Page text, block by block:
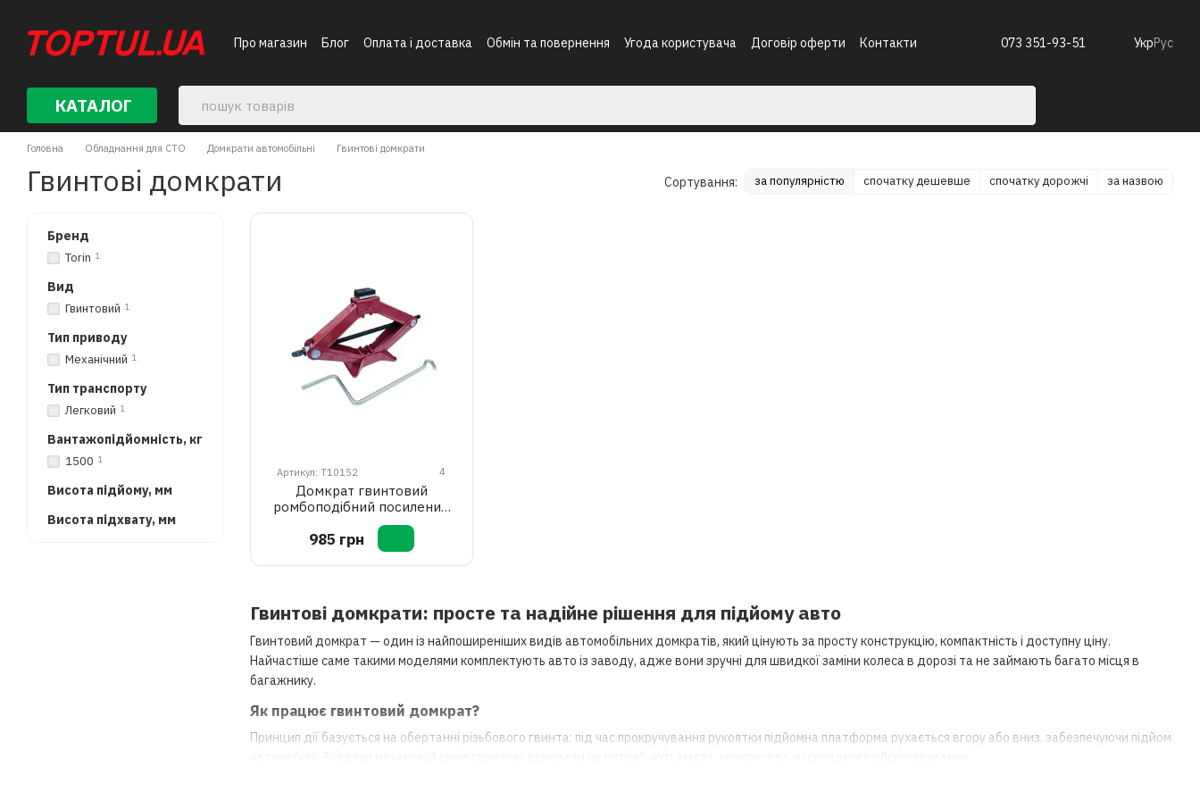
Про магазин
Блог Оплата і доставка Обмін та повернення Угода користувача Договір оферти Контакти 073 351-93-51 УкрРус
КАТАЛОГ
Головна Обладнання для СТО Домкрати автомобільні Гвинтові домкрати
Гвинтові домкрати Сортування: за популярністю спочатку дешевше спочатку дорожчі за назвою
Гвинтові домкрати: просте та надійне рішення для підйому авто
Гвинтовий домкрат — один із найпоширеніших видів автомобільних домкратів, який цінують за просту конструкцію, компактність і доступну ціну.
Найчастіше саме такими моделями комплектують авто із заводу, адже вони зручні для швидкої заміни колеса в дорозі та не займають багато місця в
багажнику.
Як працює гвинтовий домкрат?
Принцип дії базується на обертанні різьбового гвинта: під час прокручування рукоятки підйомна платформа рухається вгору або вниз, забезпечуючи підйом
Артикул: T10152 4
Домкрат гвинтовий
ромбоподібний посилений
985 грн
Бренд
Torin 1
Вид
Гвинтовий 1
Тип приводу
Механічний 1
Тип транспорту
Легковий 1
Вантажопідйомність, кг
1500 1
Висота підйому, мм
Висота підхвату, мм